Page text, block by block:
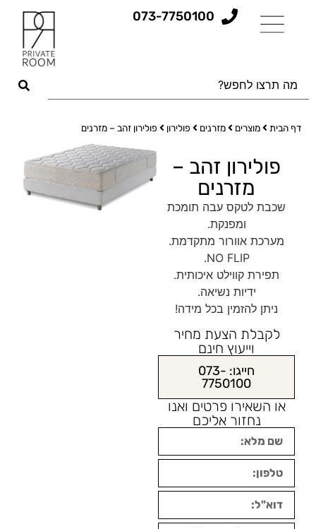
073-7750100
דף הבית מוצרים מזרנים פולירון פולירון זהב – מזרנים
פולירון זהב –
מזרנים
שכבת לטקס עבה תומכת
ומפנקת.
מערכת אוורור מתקדמת.
NO FLIP.
תפירת קווילט איכותית.
ידיות נשיאה.
ניתן להזמין בכל מידה!
לקבלת הצעת מחיר
וייעוץ חינם
חייגו: 073-
7750100
או השאירו פרטים ואנו
נחזור אליכם